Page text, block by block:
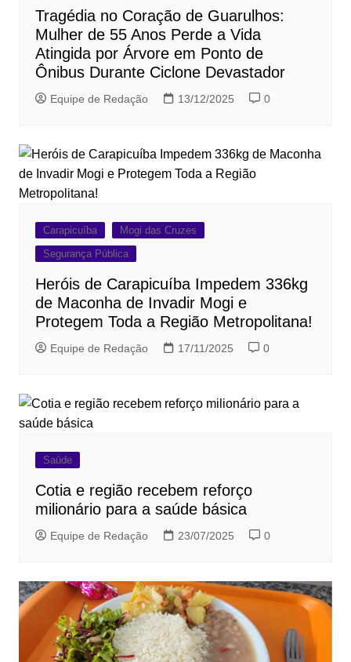
Tragédia no Coração de Guarulhos:
Mulher de 55 Anos Perde a Vida
Atingida por Árvore em Ponto de
Ônibus Durante Ciclone Devastador
Equipe de Redação 13/12/2025 0
Carapicuíba
Mogi das Cruzes
Segurança Pública
Heróis de Carapicuíba Impedem 336kg
de Maconha de Invadir Mogi e
Protegem Toda a Região Metropolitana!
Equipe de Redação 17/11/2025 0
Saúde
Cotia e região recebem reforço
milionário para a saúde básica
Equipe de Redação 23/07/2025 0